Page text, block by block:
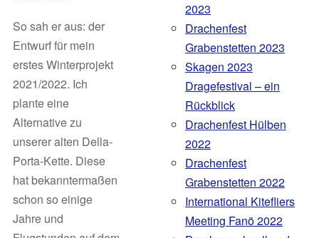
So sah er aus: der
Entwurf für mein
erstes Winterprojekt
2021/2022. Ich
plante eine
Alternative zu
unserer alten Della-
Porta-Kette. Diese
hat bekanntermaßen
schon so einige
Jahre und
2023
Drachenfest
Grabenstetten 2023
Skagen 2023
Dragefestival – ein
Rückblick
Drachenfest Hülben
2022
Drachenfest
Grabenstetten 2022
International Kitefliers
Meeting Fanö 2022